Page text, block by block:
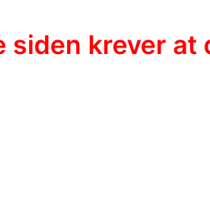
siden krever at